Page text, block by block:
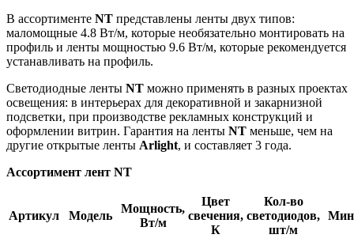
В ассортименте NT представлены ленты двух типов:
маломощные 4.8 Вт/м, которые необязательно монтировать на
профиль и ленты мощностью 9.6 Вт/м, которые рекомендуется
устанавливать на профиль.
Светодиодные ленты NT можно применять в разных проектах
освещения: в интерьерах для декоративной и закарнизной
подсветки, при производстве рекламных конструкций и
оформлении витрин. Гарантия на ленты NT меньше, чем на
другие открытые ленты Arlight, и составляет 3 года.
Ассортимент лент NT
Артикул Модель
Мощность,
Вт/м
Цвет
свечения,
К
Кол-во
светодиодов,
шт/м